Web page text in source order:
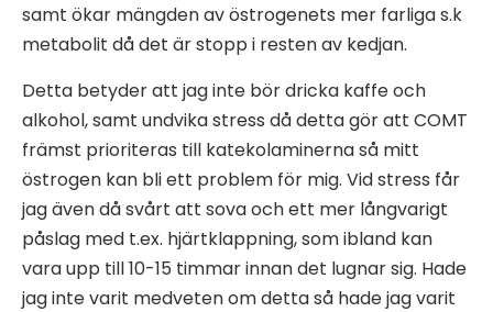
samt ökar mängden av östrogenets mer farliga s.k
metabolit då det är stopp i resten av kedjan.
Detta betyder att jag inte bör dricka kaffe och
alkohol, samt undvika stress då detta gör att COMT
främst prioriteras till katekolaminerna så mitt
östrogen kan bli ett problem för mig. Vid stress får
jag även då svårt att sova och ett mer långvarigt
påslag med t.ex. hjärtklappning, som ibland kan
vara upp till 10-15 timmar innan det lugnar sig. Hade
jag inte varit medveten om detta så hade jag varit